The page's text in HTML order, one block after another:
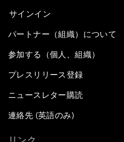
サインイン
パートナー（組織）について
参加する（個人、組織）
プレスリリース登録
ニュースレター購読
連絡先 (英語のみ)